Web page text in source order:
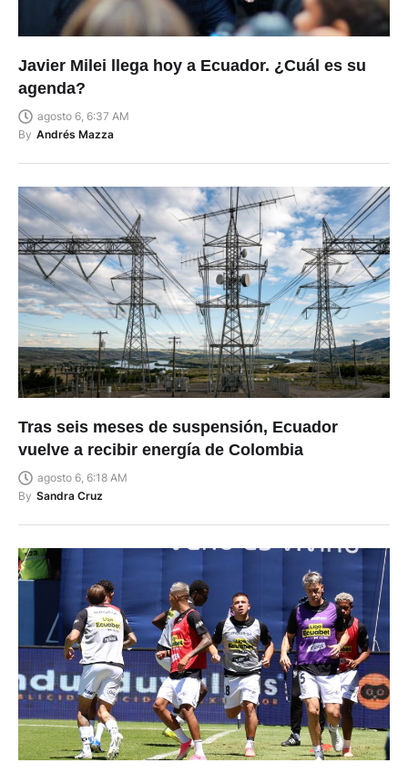
Javier Milei llega hoy a Ecuador. ¿Cuál es su
agenda?
agosto 6, 6:37 AM
By Andrés Mazza
Tras seis meses de suspensión, Ecuador
vuelve a recibir energía de Colombia
agosto 6, 6:18 AM
By Sandra Cruz